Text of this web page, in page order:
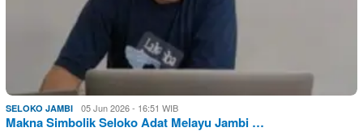
SELOKO JAMBI 05 Jun 2026 - 16:51 WIB
Makna Simbolik Seloko Adat Melayu Jambi …